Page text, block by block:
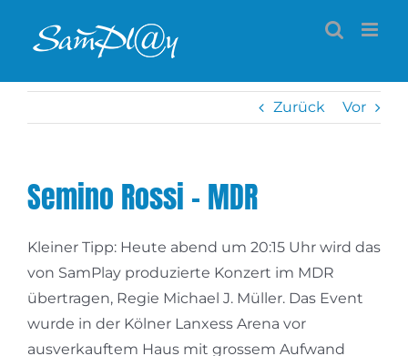
Inhalt
Zurück Vor
Semino Rossi – MDR
Kleiner Tipp: Heute abend um 20:15 Uhr wird das
von SamPlay produzierte Konzert im MDR
übertragen, Regie Michael J. Müller. Das Event
wurde in der Kölner Lanxess Arena vor
ausverkauftem Haus mit grossem Aufwand